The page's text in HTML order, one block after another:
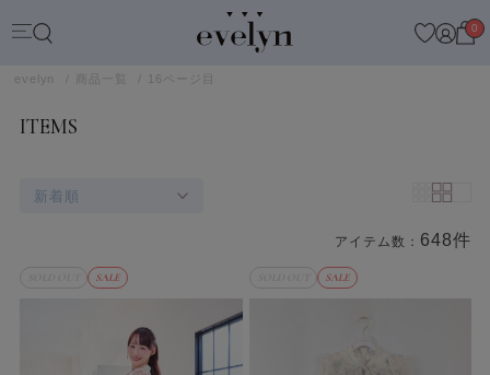
0
evelyn 商品一覧 16ページ目
ITEMS
新着順
アイテム数： 648件
SALE SALE